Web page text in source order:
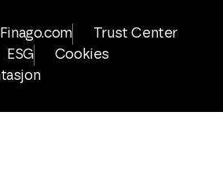
Finago.com
Trust Center
ESG
Cookies